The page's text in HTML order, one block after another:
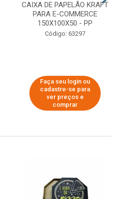
CAIXA DE PAPELÃO KRAFT
PARA E-COMMERCE
150X100X50 - PP
Código: 63297
Faça seu login ou
cadastre-se para
ver preços e
comprar